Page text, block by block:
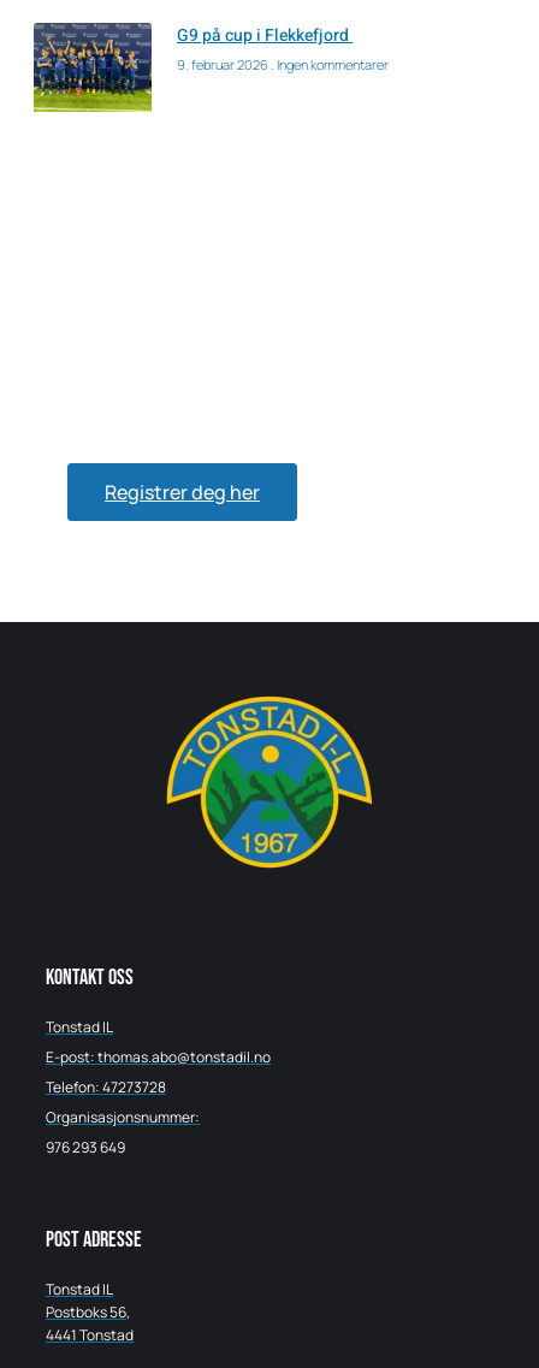
G9 på cup i Flekkefjord
9. februar 2026 Ingen kommentarer
Registrer deg her
Kontakt oss
Tonstad IL
E-post: thomas.abo@tonstadil.no
Telefon: 47273728
Organisasjonsnummer:
976 293 649
Post adresse
Tonstad IL
Postboks 56,
4441 Tonstad